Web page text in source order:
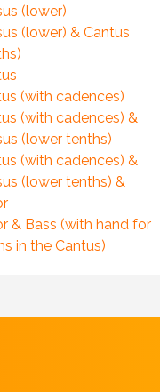
(lower)
(lower) & Cantus
(with cadences)
(with cadences) &
(lower tenths)
(with cadences) &
(lower tenths) &
& Bass (with hand for
in the Cantus)